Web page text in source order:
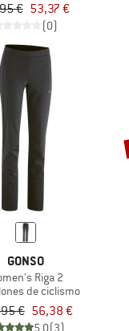
€ 53,37 €
(0)
GONSO
Riga 2
de ciclismo
€ 56,38 €
5,0(3)